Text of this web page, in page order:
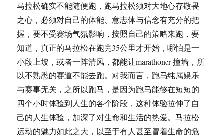
程
马
拉
松
马拉松确实不能随便跑，跑马拉松须对大地心存敬畏
之心，必须对自己的体能、意志体与信念有充分的把
握，要不受赛场气氛影响，按照自己的策略来跑，要
知道，真正的马拉松在跑完35公里才开始，哪怕是一
小段上坡，或者一阵清风，都能让marathoner 撞墙，所
以不熟悉的赛道不能去跑。对我而言，跑马纯属娱乐
与赛事无关，之所以跑马，是因为跑马能够在短短的
四个小时体验到人生的各个阶段，这种体验拉伸了自
己的人生体验，加深了对生命和生活的热爱。马拉松
运动的魅力如此之大，以至于有人甚至冒着生命的危